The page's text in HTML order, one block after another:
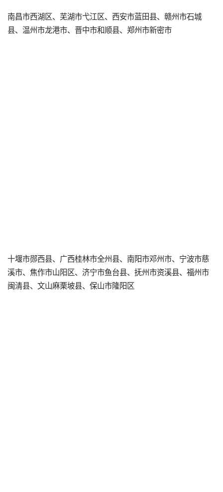
南昌市西湖区、芜湖市弋江区、西安市蓝田县、赣州市石城
县、温州市龙港市、晋中市和顺县、郑州市新密市
十堰市郧西县、广西桂林市全州县、南阳市邓州市、宁波市慈
溪市、焦作市山阳区、济宁市鱼台县、抚州市资溪县、福州市
闽清县、文山麻栗坡县、保山市隆阳区